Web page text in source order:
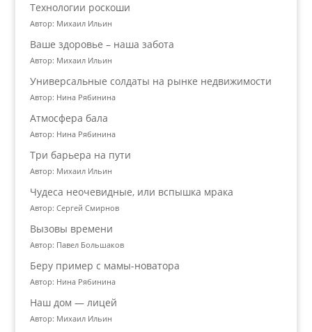
Технологии роскоши
Автор: Михаил Ильин
Ваше здоровье – наша забота
Автор: Михаил Ильин
Универсальные солдаты на рынке недвижимости
Автор: Нина Рябинина
Атмосфера бала
Автор: Нина Рябинина
Три барьера на пути
Автор: Михаил Ильин
Чудеса неочевидные, или вспышка мрака
Автор: Сергей Смирнов
Вызовы времени
Автор: Павел Большаков
Беру пример с мамы-новатора
Автор: Нина Рябинина
Наш дом — лицей
Автор: Михаил Ильин